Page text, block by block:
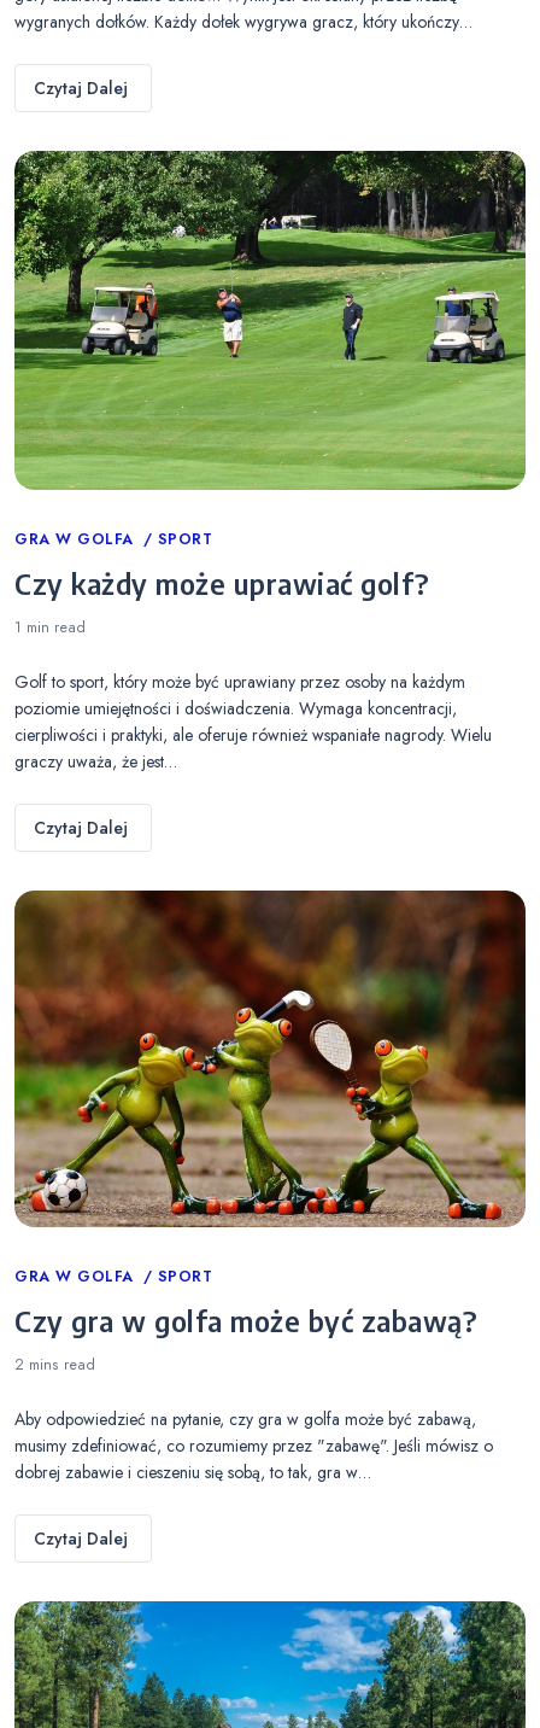
wygranych dołków. Każdy dołek wygrywa gracz, który ukończy…
Czytaj Dalej
Categories
GRA W GOLFA SPORT
Czy każdy może uprawiać golf?
1 min read
Golf to sport, który może być uprawiany przez osoby na każdym
poziomie umiejętności i doświadczenia. Wymaga koncentracji,
cierpliwości i praktyki, ale oferuje również wspaniałe nagrody. Wielu
graczy uważa, że jest…
Czytaj Dalej
Categories
GRA W GOLFA SPORT
Czy gra w golfa może być zabawą?
2 mins read
Aby odpowiedzieć na pytanie, czy gra w golfa może być zabawą,
musimy zdefiniować, co rozumiemy przez "zabawę". Jeśli mówisz o
dobrej zabawie i cieszeniu się sobą, to tak, gra w…
Czytaj Dalej